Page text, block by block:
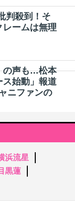
判殺到！そ
ームは無理
の声も…松本
ス始動」報道
ニファンの
浜流星
黒蓮